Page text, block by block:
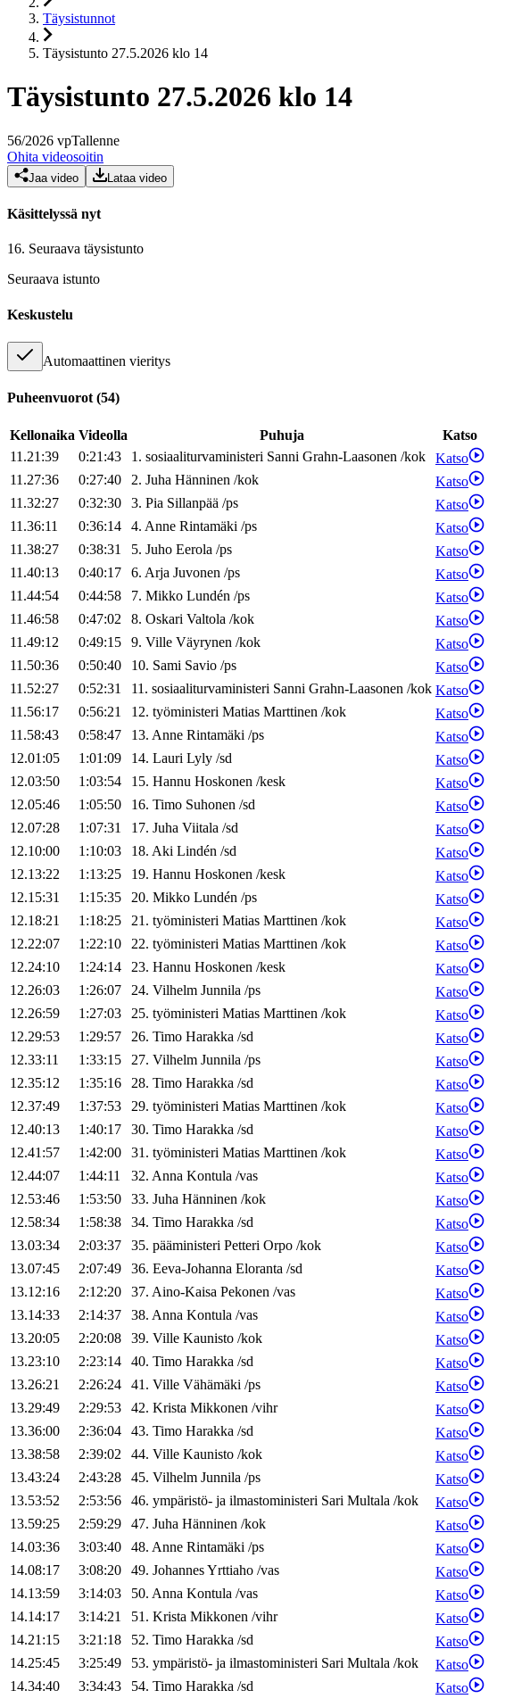
Täysistunnot
Täysistunto 27.5.2026 klo 14
Täysistunto 27.5.2026 klo 14
56/2026 vpTallenne
Ohita videosoitin
Jaa video Lataa video
Käsittelyssä nyt
16. Seuraava täysistunto
Seuraava istunto
Keskustelu
Automaattinen vieritys
Puheenvuorot (54)
Kellonaika Videolla Puhuja
Katso
11.21:39
0:21:43 1. sosiaaliturvaministeri Sanni Grahn-Laasonen /kok
Katso
11.27:36
0:27:40 2. Juha Hänninen /kok
Katso
11.32:27
0:32:30 3. Pia Sillanpää /ps
Katso
11.36:11
0:36:14 4. Anne Rintamäki /ps
Katso
11.38:27
0:38:31 5. Juho Eerola /ps
Katso
11.40:13
0:40:17 6. Arja Juvonen /ps
Katso
11.44:54
0:44:58 7. Mikko Lundén /ps
Katso
11.46:58
0:47:02 8. Oskari Valtola /kok
Katso
11.49:12
0:49:15 9. Ville Väyrynen /kok
Katso
11.50:36
0:50:40 10. Sami Savio /ps
Katso
11.52:27
0:52:31 11. sosiaaliturvaministeri Sanni Grahn-Laasonen /kok Katso
11.56:17
0:56:21 12. työministeri Matias Marttinen /kok
Katso
11.58:43
0:58:47 13. Anne Rintamäki /ps
Katso
12.01:05
1:01:09 14. Lauri Lyly /sd
Katso
12.03:50
1:03:54 15. Hannu Hoskonen /kesk
Katso
12.05:46
1:05:50 16. Timo Suhonen /sd
Katso
12.07:28
1:07:31 17. Juha Viitala /sd
Katso
12.10:00
1:10:03 18. Aki Lindén /sd
Katso
12.13:22
1:13:25 19. Hannu Hoskonen /kesk
Katso
12.15:31
1:15:35 20. Mikko Lundén /ps
Katso
12.18:21
1:18:25 21. työministeri Matias Marttinen /kok
Katso
12.22:07
1:22:10 22. työministeri Matias Marttinen /kok
Katso
12.24:10
1:24:14 23. Hannu Hoskonen /kesk
Katso
12.26:03
1:26:07 24. Vilhelm Junnila /ps
Katso
12.26:59
1:27:03 25. työministeri Matias Marttinen /kok
Katso
12.29:53
1:29:57 26. Timo Harakka /sd
Katso
12.33:11
1:33:15 27. Vilhelm Junnila /ps
Katso
12.35:12
1:35:16 28. Timo Harakka /sd
Katso
12.37:49
1:37:53 29. työministeri Matias Marttinen /kok
Katso
12.40:13
1:40:17 30. Timo Harakka /sd
Katso
12.41:57
1:42:00 31. työministeri Matias Marttinen /kok
Katso
12.44:07
1:44:11 32. Anna Kontula /vas
Katso
12.53:46
1:53:50 33. Juha Hänninen /kok
Katso
12.58:34
1:58:38 34. Timo Harakka /sd
Katso
13.03:34
2:03:37 35. pääministeri Petteri Orpo /kok
Katso
13.07:45
2:07:49 36. Eeva-Johanna Eloranta /sd
Katso
13.12:16
2:12:20 37. Aino-Kaisa Pekonen /vas
Katso
13.14:33
2:14:37 38. Anna Kontula /vas
Katso
13.20:05
2:20:08 39. Ville Kaunisto /kok
Katso
13.23:10
2:23:14 40. Timo Harakka /sd
Katso
13.26:21
2:26:24 41. Ville Vähämäki /ps
Katso
13.29:49
2:29:53 42. Krista Mikkonen /vihr
Katso
13.36:00
2:36:04 43. Timo Harakka /sd
Katso
13.38:58
2:39:02 44. Ville Kaunisto /kok
Katso
13.43:24
2:43:28 45. Vilhelm Junnila /ps
Katso
13.53:52
2:53:56 46. ympäristö- ja ilmastoministeri Sari Multala /kok
Katso
13.59:25
2:59:29 47. Juha Hänninen /kok
Katso
14.03:36
3:03:40 48. Anne Rintamäki /ps
Katso
14.08:17
3:08:20 49. JohannesYrttiaho /vas
Katso
14.13:59
3:14:03 50. Anna Kontula /vas
Katso
14.14:17
3:14:21 51. Krista Mikkonen /vihr
Katso
14.21:15
3:21:18 52. Timo Harakka /sd
Katso
14.25:45
3:25:49 53. ympäristö- ja ilmastoministeri Sari Multala /kok
Katso
14.34:40
3:34:43 54. Timo Harakka /sd Katso